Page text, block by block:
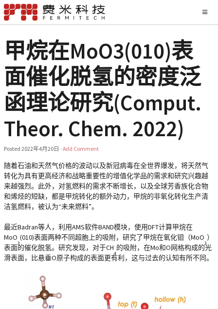
甲烷在MoO3(010)表
面催化脱氢的密度泛
函理论研究(Comput.
Theor. Chem. 2022)
Posted 2022年4月20日 · Add Comment
随着石油和天然气价格的波动以及新冠病毒在全世界爆发，将天然气
转化为具有更高经济和战略重要性的增值化学品的需求和研究兴趣越
来越强烈。此外，对氢燃料的需求不断增长，以及全球芳香族化合物
和烯烃的短缺，都是甲烷转化的额外动力，甲烷的非氧化转化生产清
洁氢燃料，被认为“未来燃料”。
最近Badran等人，利用AMS软件BAND模块，使用DFT计算甲烷在
MoO
3
(010)表面两种不同超胞上的吸附，研究了甲烷在氧化钼（MoO
3
）
表面的催化脱氢。研究发现，对于CH
4
的吸附，在Mo和O网格构成的光
滑表面，比悬垂O原子构成的表面更有利，这与过去的认知有所不同。